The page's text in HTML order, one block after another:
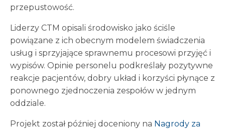
przepustowość.
Liderzy CTM opisali środowisko jako ściśle
powiązane z ich obecnym modelem świadczenia
usług i sprzyjające sprawnemu procesowi przyjęć i
wypisów. Opinie personelu podkreślały pozytywne
reakcje pacjentów, dobry układ i korzyści płynące z
ponownego zjednoczenia zespołów w jednym
oddziale.
Projekt został później doceniony na Nagrody za